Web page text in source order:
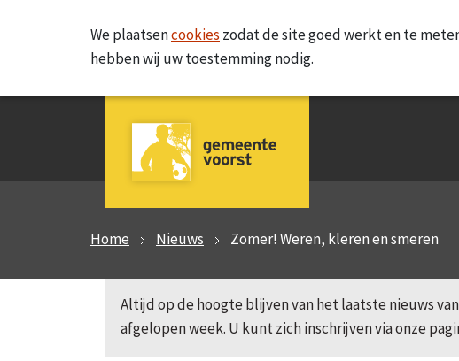
We plaatsencookies zodat de site goed werkt en te
hebben wij uw toestemming nodig.
Home Nieuws Zomer! Weren, kleren en smeren
Altijd op de hoogte blijven van het laatste nieuws
afgelopen week. U kunt zich inschrijven via onze